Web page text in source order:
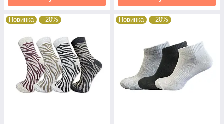
Новинка –20% Новинка –20%